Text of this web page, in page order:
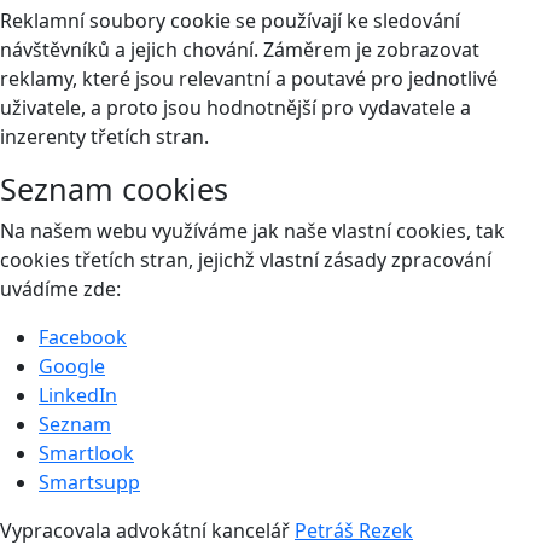
Reklamní soubory cookie se používají ke sledování
návštěvníků a jejich chování. Záměrem je zobrazovat
reklamy, které jsou relevantní a poutavé pro jednotlivé
uživatele, a proto jsou hodnotnější pro vydavatele a
inzerenty třetích stran.
Seznam cookies
Na našem webu využíváme jak naše vlastní cookies, tak
cookies třetích stran, jejichž vlastní zásady zpracování
uvádíme zde:
Facebook
Google
LinkedIn
Seznam
Smartlook
Smartsupp
Vypracovala advokátní kancelář Petráš Rezek